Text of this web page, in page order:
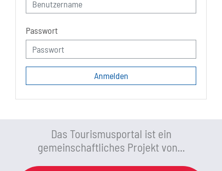
Passwort
Das Tourismusportal ist ein
gemeinschaftliches Projekt von...